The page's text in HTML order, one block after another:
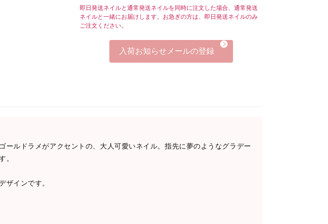
即日発送ネイルと通常発送ネイルを同時に注文した場合、通常発送
ネイルと一緒にお届けします。お急ぎの方は、即日発送ネイルのみ
ご注文ください。
入荷お知らせメールの登録
ールドラメがアクセントの、大人可愛いネイル。指先に夢のようなグラデー
。
ザインです。